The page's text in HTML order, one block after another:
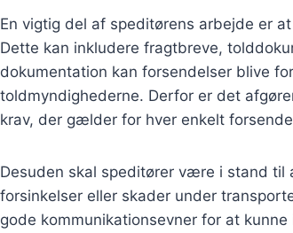
En vigtig del af speditørens arbejde er
Dette kan inkludere fragtbreve,
dokumentation kan forsendelser blive
toldmyndighederne. Derfor er det
krav, der gælder for hver enkelt
Desuden skal speditører være i stand til
forsinkelser eller skader under
gode kommunikationsevner for at